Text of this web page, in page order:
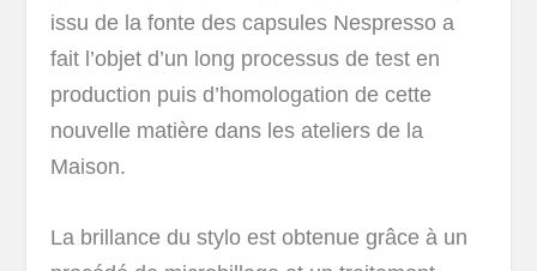
issu de la fonte des capsules Nespresso a
fait l’objet d’un long processus de test en
production puis d’homologation de cette
nouvelle matière dans les ateliers de la
Maison.
La brillance du stylo est obtenue grâce à un